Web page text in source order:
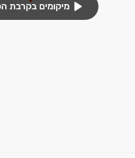
מיקומים בקרבת